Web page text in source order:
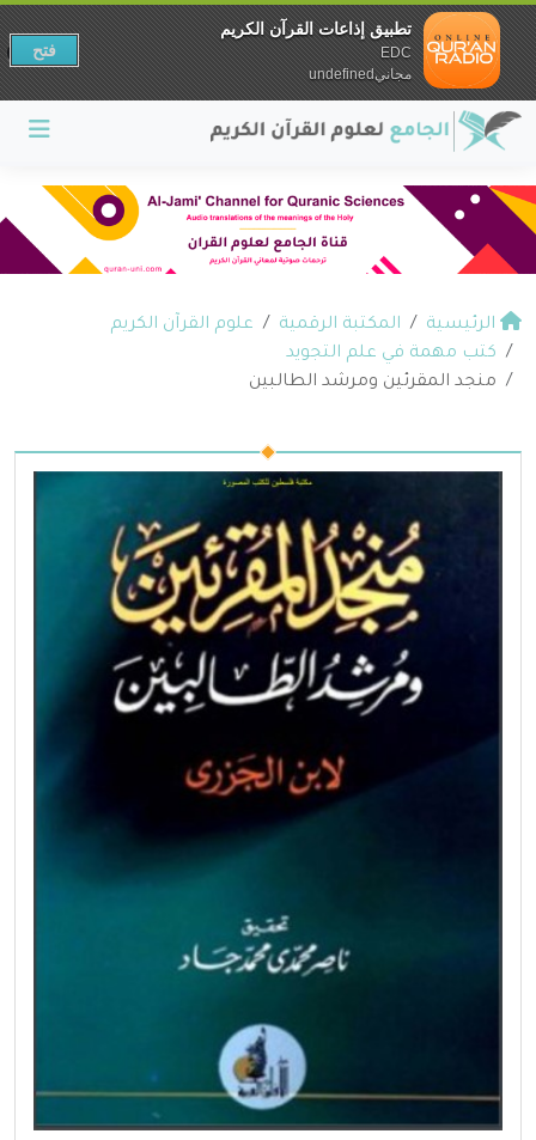
الرئيسية المكتبة الرقمية
علوم القرآن الكريم
كتب مهمة في علم التجويد
منجد المقرئين ومرشد الطالبين
تطبيق إذاعات القرآن الكريم
EDC
مجانيundefined
فتح